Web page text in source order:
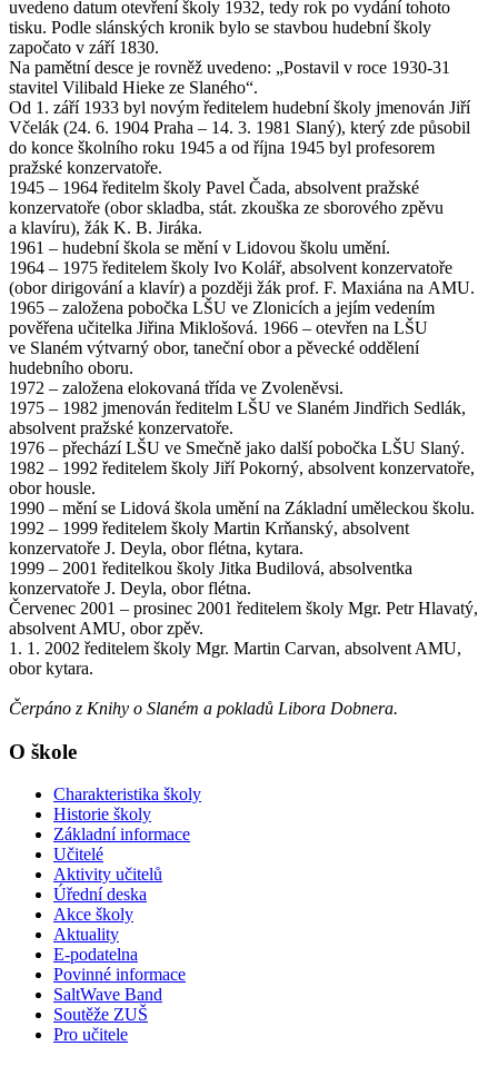
uvedeno datum otevření školy 1932, tedy rok po vydání tohoto
tisku. Podle slánských kronik bylo se stavbou hudební školy
započato v září 1830.
Na pamětní desce je rovněž uvedeno: „Postavil v roce 1930-31
stavitel Vilibald Hieke ze Slaného“.
Od 1. září 1933 byl novým ředitelem hudební školy jmenován Jiří
Včelák (24. 6. 1904 Praha – 14. 3. 1981 Slaný), který zde působil
do konce školního roku 1945 a od října 1945 byl profesorem
pražské konzervatoře.
1945 – 1964 ředitelm školy Pavel Čada, absolvent pražské
konzervatoře (obor skladba, stát. zkouška ze sborového zpěvu
a klavíru), žák K. B. Jiráka.
1961 – hudební škola se mění v Lidovou školu umění.
1964 – 1975 ředitelem školy Ivo Kolář, absolvent konzervatoře
(obor dirigování a klavír) a později žák prof. F. Maxiána na AMU.
1965 – založena pobočka LŠU ve Zlonicích a jejím vedením
pověřena učitelka Jiřina Miklošová. 1966 – otevřen na LŠU
ve Slaném výtvarný obor, taneční obor a pěvecké oddělení
hudebního oboru.
1972 – založena elokovaná třída ve Zvoleněvsi.
1975 – 1982 jmenován ředitelm LŠU ve Slaném Jindřich Sedlák,
absolvent pražské konzervatoře.
1976 – přechází LŠU ve Smečně jako další pobočka LŠU Slaný.
1982 – 1992 ředitelem školy Jiří Pokorný, absolvent konzervatoře,
obor housle.
1990 – mění se Lidová škola umění na Základní uměleckou školu.
1992 – 1999 ředitelem školy Martin Krňanský, absolvent
konzervatoře J. Deyla, obor flétna, kytara.
1999 – 2001 ředitelkou školy Jitka Budilová, absolventka
konzervatoře J. Deyla, obor flétna.
Červenec 2001 – prosinec 2001 ředitelem školy Mgr. Petr Hlavatý,
absolvent AMU, obor zpěv.
1. 1. 2002 ředitelem školy Mgr. Martin Carvan, absolvent AMU,
obor kytara.
Čerpáno z Knihy o Slaném a pokladů Libora Dobnera.
O škole
Charakteristika školy
Historie školy
Základní informace
Učitelé
Aktivity učitelů
Úřední deska
Akce školy
Aktuality
E-podatelna
Povinné informace
SaltWave Band
Soutěže ZUŠ
Pro učitele